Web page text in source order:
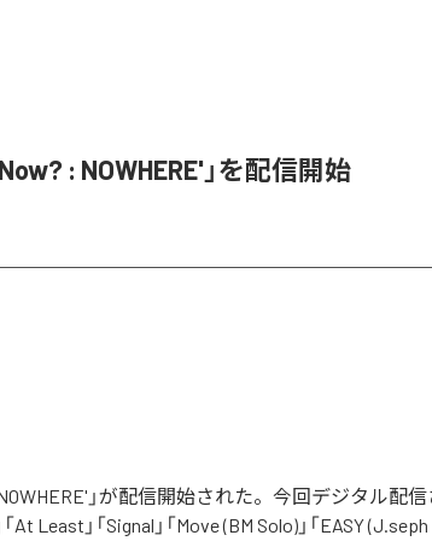
: NOWHERE'」を配信開始
」が配信開始された。今回デジタル配
At Least」「Signal」「Move (BM Solo)」「EASY (J.seph